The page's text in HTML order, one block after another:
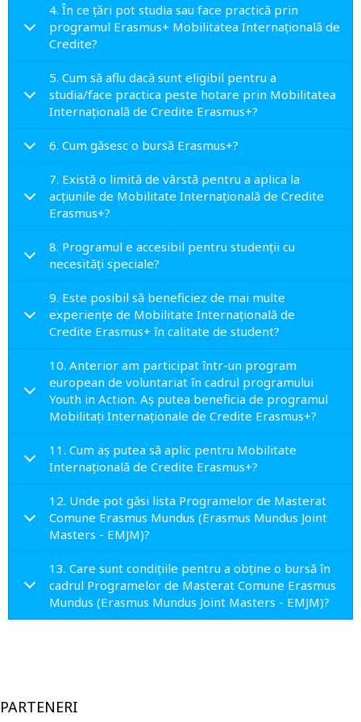
4. În ce țări pot studia sau face practică prin
programul Erasmus+ Mobilitatea Internațională de
Credite?
5. Cum să aflu dacă sunt eligibil pentru a
studia/face practica peste hotare prin Mobilitatea
Internațională de Credite Erasmus+?
6. Cum găsesc o bursă Erasmus+?
7. Există o limită de vârstă pentru a aplica la
acțiunile de Mobilitate Internațională de Credite
Erasmus+?
8. Programul e accesibil pentru studenții cu
necesități speciale?
9. Este posibil să beneficiez de mai multe
experiențe de Mobilitate Internațională de
Credite Erasmus+ în calitate de student?
10. Anterior am participat într-un program
european de voluntariat în cadrul programului
Youth in Action. Aș putea beneficia de programul
Mobilitați Internaționale de Credite Erasmus+?
11. Cum aș putea să aplic pentru Mobilitate
Internațională de Credite Erasmus+?
12. Unde pot găsi lista Programelor de Masterat
Comune Erasmus Mundus (Erasmus Mundus Joint
Masters - EMJM)?
13. Care sunt condițiile pentru a obține o bursă în
cadrul Programelor de Masterat Comune Erasmus
Mundus (Erasmus Mundus Joint Masters - EMJM)?
PARTENERI